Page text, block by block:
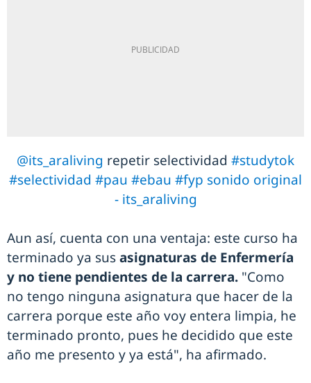
@its_araliving repetir selectividad #studytok
#selectividad #pau #ebau #fyp sonido original
- its_araliving
Aun así, cuenta con una ventaja: este curso ha
terminado ya susasignaturas de Enfermería
y no tiene pendientes de la carrera. "Como
no tengo ninguna asignatura que hacer de la
carrera porque este año voy entera limpia, he
terminado pronto, pues he decidido que este
año me presento y ya está", ha afirmado.